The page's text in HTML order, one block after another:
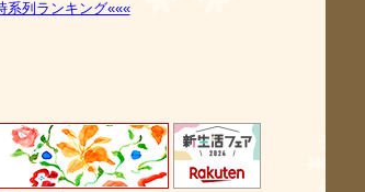
列ランキング«««